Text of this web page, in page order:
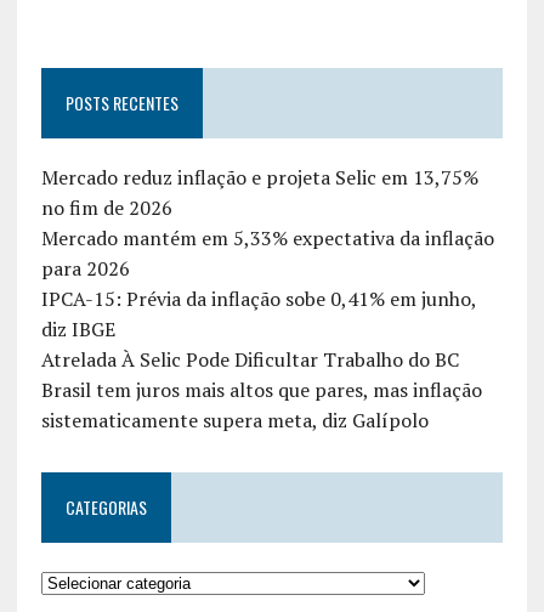
POSTS RECENTES
Mercado reduz inflação e projeta Selic em 13,75%
no fim de 2026
Mercado mantém em 5,33% expectativa da inflação
para 2026
IPCA-15: Prévia da inflação sobe 0,41% em junho,
diz IBGE
Atrelada À Selic Pode Dificultar Trabalho do BC
Brasil tem juros mais altos que pares, mas inflação
sistematicamente supera meta, diz Galípolo
CATEGORIAS